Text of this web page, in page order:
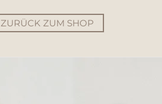
ZURÜCK ZUM SHOP